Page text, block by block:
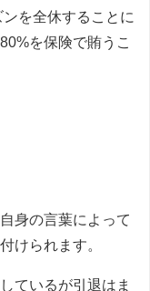
を全休することに
を保険で賄うこ
身の言葉によって
けられます。
ているが引退はま